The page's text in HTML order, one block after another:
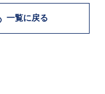
一覧に戻る